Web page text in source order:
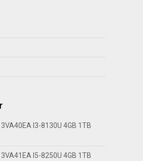
3VA40EA I3-8130U 4GB 1TB
3VA41EA I5-8250U 4GB 1TB